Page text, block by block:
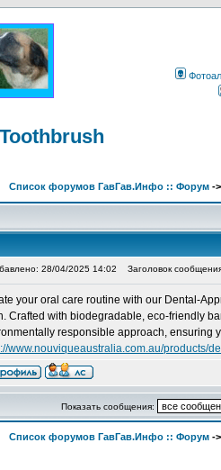
Список форумов ГавГав.Инфо :: Форум -
28/04/2025 14:02 Заголовок
your oral care routine with our Dental-
Crafted with biodegradable, eco-friendly
responsible approach, ensuring
www.nouviqueaustralia.com.au/products/
Показать сообщения:
Список форумов ГавГав.Инфо :: Форум -